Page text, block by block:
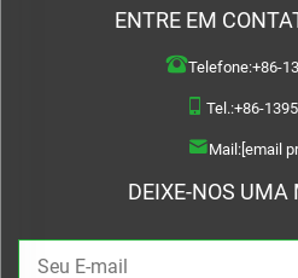
ENTRE EM
Telefone:+86-
Tel.:+86-
Mail:[email
DEIXE-NOS UMA